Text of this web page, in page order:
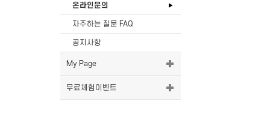
온라인문의
자주하는 질문 FAQ
공지사항
My Page
무료체험이벤트